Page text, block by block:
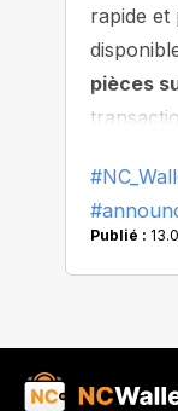
rapide et
pièces
Publié :